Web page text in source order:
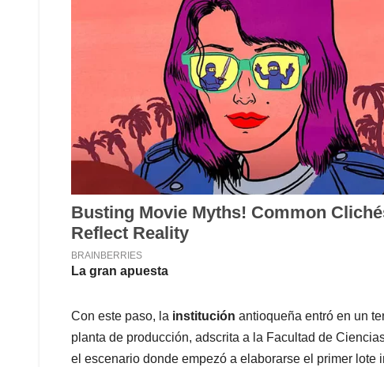
La gran apuesta
Con este paso, la institución antioqueña entró en un
planta de producción, adscrita a la Facultad de
el escenario donde empezó a elaborarse el primer